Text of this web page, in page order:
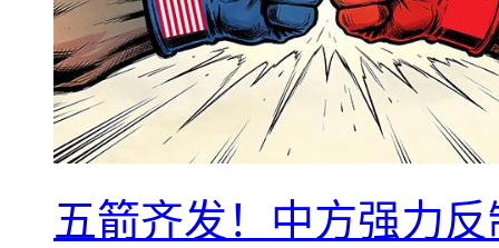
五箭齐发！中方强力